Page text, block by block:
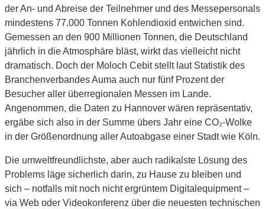
der An- und Abreise der Teilnehmer und des Messepersonals
mindestens 77.000 Tonnen Kohlendioxid entwichen sind.
Gemessen an den 900 Millionen Tonnen, die Deutschland
jährlich in die Atmosphäre bläst, wirkt das vielleicht nicht
dramatisch. Doch der Moloch Cebit stellt laut Statistik des
Branchenverbandes Auma auch nur fünf Prozent der
Besucher aller überregionalen Messen im Lande.
Angenommen, die Daten zu Hannover wären repräsentativ,
ergäbe sich also in der Summe übers Jahr eine CO₂-Wolke
in der Größenordnung aller Autoabgase einer Stadt wie Köln.
Die umweltfreundlichste, aber auch radikalste Lösung des
Problems läge sicherlich darin, zu Hause zu bleiben und
sich – notfalls mit noch nicht ergrüntem Digitalequipment –
via Web oder Videokonferenz über die neuesten technischen